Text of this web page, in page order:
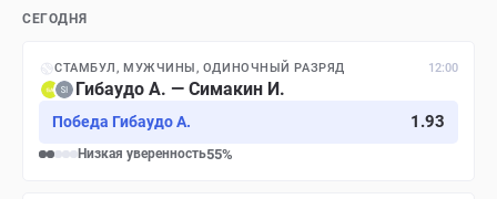
СЕГОДНЯ
СТАМБУЛ, МУЖЧИНЫ, ОДИНОЧНЫЙ РАЗРЯД 12:00
Гибаудо А. — Симакин И.
Победа Гибаудо А. 1.93
Низкая уверенность55%